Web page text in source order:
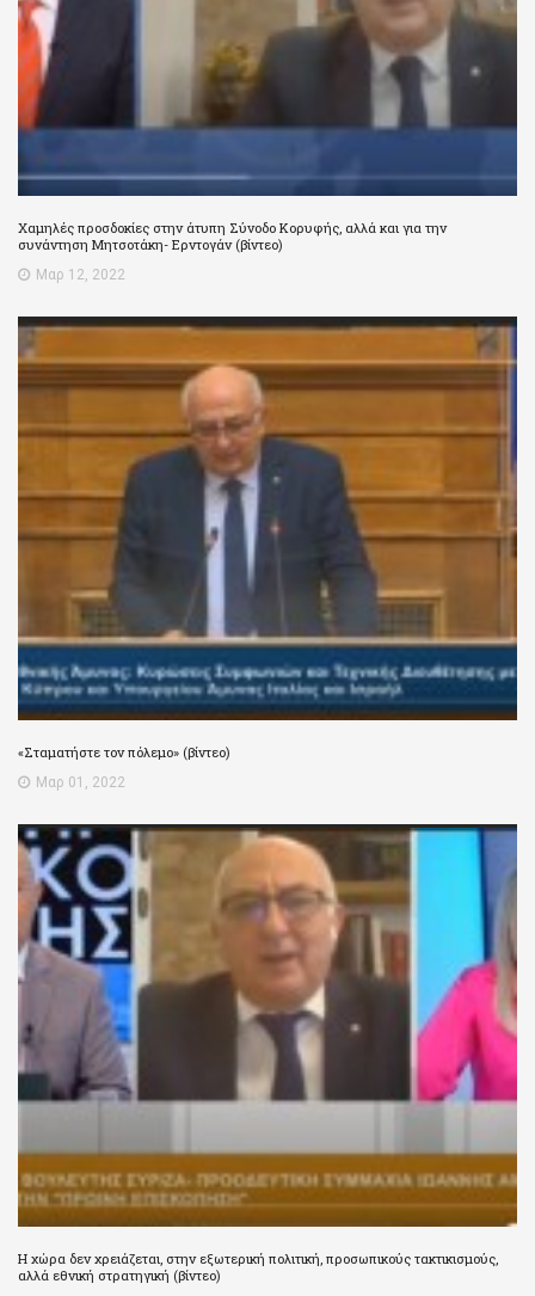
Χαμηλές προσδοκίες στην άτυπη Σύνοδο Κορυφής, αλλά και για την
συνάντηση Μητσοτάκη- Ερντογάν (βίντεο)
Μαρ 12, 2022
«Σταματήστε τον πόλεμο» (βίντεο)
Μαρ 01, 2022
Η χώρα δεν χρειάζεται, στην εξωτερική πολιτική, προσωπικούς τακτικισμούς,
αλλά εθνική στρατηγική (βίντεο)